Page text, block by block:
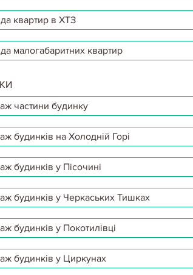
квартир в ХТЗ
малогабаритних квартир
частини будинку
будинків на Холодній Горі
будинків у Пісочині
будинків у Черкаських Тишках
будинків у Покотилівці
будинків у Циркунах